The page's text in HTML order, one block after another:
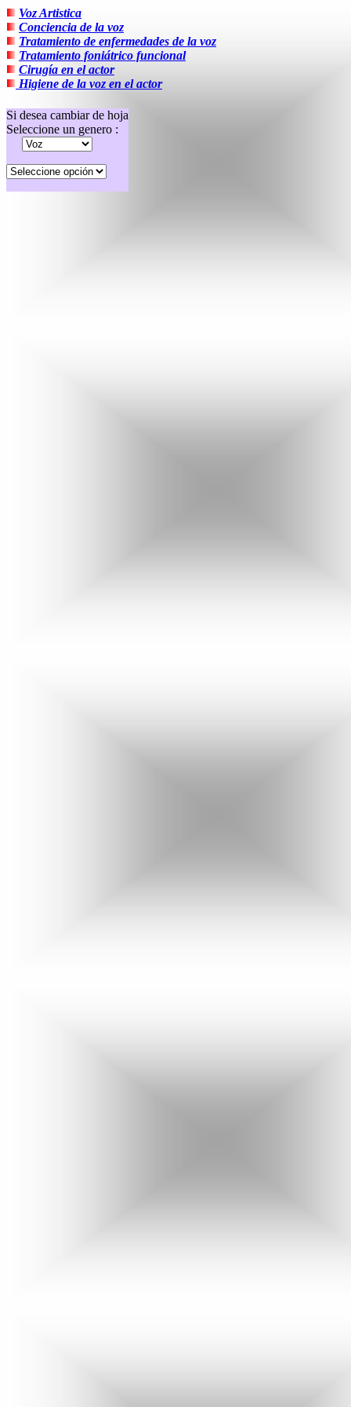
Voz Artistica
Conciencia de la voz
Tratamiento de enfermedades de la voz
Tratamiento foniátrico funcional
Cirugía en el actor
Higiene de la voz en el actor
Si desea cambiar de hoja
Seleccione un genero :